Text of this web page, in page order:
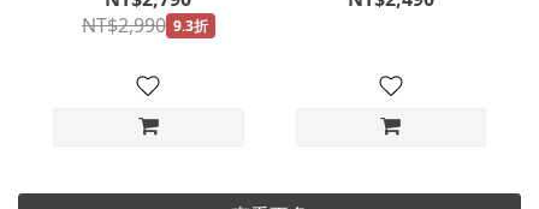
NT$2,990 9.3折